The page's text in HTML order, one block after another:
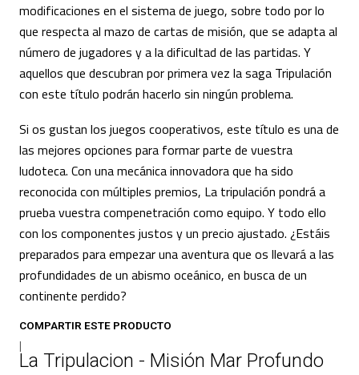
modificaciones en el sistema de juego, sobre todo por lo
que respecta al mazo de cartas de misión, que se adapta al
número de jugadores y a la dificultad de las partidas. Y
aquellos que descubran por primera vez la saga Tripulación
con este título podrán hacerlo sin ningún problema.
Si os gustan los juegos cooperativos, este título es una de
las mejores opciones para formar parte de vuestra
ludoteca. Con una mecánica innovadora que ha sido
reconocida con múltiples premios, La tripulación pondrá a
prueba vuestra compenetración como equipo. Y todo ello
con los componentes justos y un precio ajustado. ¿Estáis
preparados para empezar una aventura que os llevará a las
profundidades de un abismo oceánico, en busca de un
continente perdido?
COMPARTIR ESTE PRODUCTO
|
La Tripulacion - Misión Mar Profundo